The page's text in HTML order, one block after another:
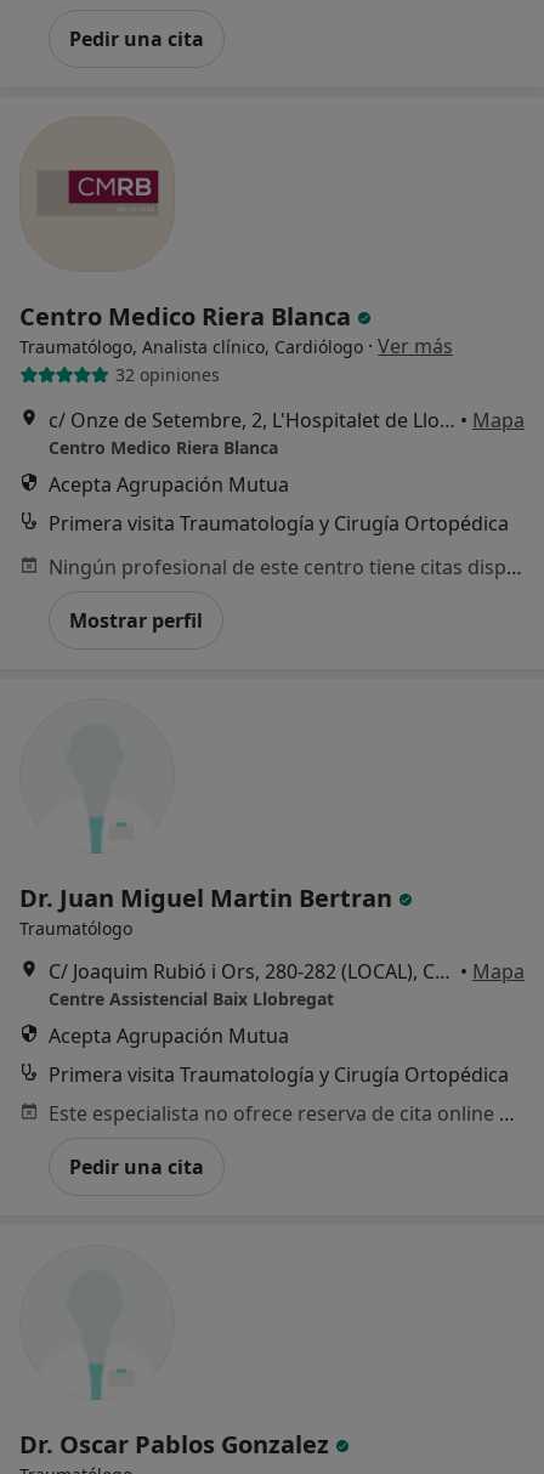
Pedir una cita
Centro Medico Riera Blanca
Traumatólogo, Analista clínico, Cardiólogo · Ver más
32 opiniones
c/ Onze de Setembre, 2, L'Hospitalet de Llobregat • Mapa
Centro Medico Riera Blanca
Acepta Agrupación Mutua
Primera visita Traumatología y Cirugía Ortopédica
Ningún profesional de este centro tiene citas disponibles
Mostrar perfil
Dr. Juan Miguel Martin Bertran
Traumatólogo
C/ Joaquim Rubió i Ors, 280-282 (LOCAL), Cornellà de Llobregat • Mapa
Centre Assistencial Baix Llobregat
Acepta Agrupación Mutua
Primera visita Traumatología y Cirugía Ortopédica
Este especialista no ofrece reserva de cita online en esta dirección.
Pedir una cita
Dr. Oscar Pablos Gonzalez